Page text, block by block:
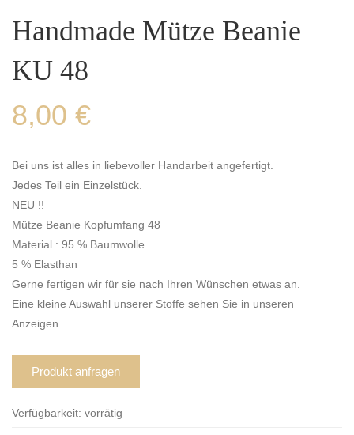
Handmade Mütze Beanie
KU 48
8,00 €
Bei uns ist alles in liebevoller Handarbeit angefertigt.
Jedes Teil ein Einzelstück.
NEU !!
Mütze Beanie Kopfumfang 48
Material : 95 % Baumwolle
5 % Elasthan
Gerne fertigen wir für sie nach Ihren Wünschen etwas an.
Eine kleine Auswahl unserer Stoffe sehen Sie in unseren
Anzeigen.
Produkt anfragen
Verfügbarkeit: vorrätig